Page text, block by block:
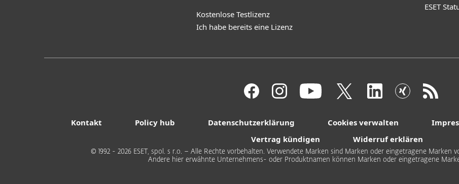
Kostenlose Testlizenz
Ich habe bereits eine Lizenz
ESET
Kontakt Policy hub Datenschutzerklärung Cookies verwalten
Vertrag kündigen
Widerruf erklären
© 1992 - 2026 ESET, spol. s r.o. – Alle Rechte vorbehalten. Verwendete Marken sind Marken oder eingetragene Marken
Andere hier erwähnte Unternehmens- oder Produktnamen können Marken oder eingetragene